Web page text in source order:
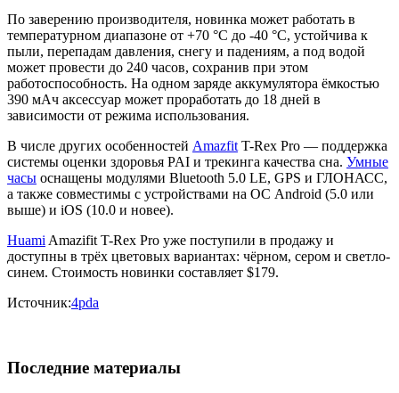
По заверению производителя, новинка может работать в
температурном диапазоне от +70 °C до -40 °C, устойчива к
пыли, перепадам давления, снегу и падениям, а под водой
может провести до 240 часов, сохранив при этом
работоспособность. На одном заряде аккумулятора ёмкостью
390 мАч аксессуар может проработать до 18 дней в
зависимости от режима использования.
В числе других особенностей Amazfit T-Rex Pro — поддержка
системы оценки здоровья PAI и трекинга качества сна. Умные
часы оснащены модулями Bluetooth 5.0 LE, GPS и ГЛОНАСС,
а также совместимы с устройствами на ОС Android (5.0 или
выше) и iOS (10.0 и новее).
Huami Amazifit T-Rex Pro уже поступили в продажу и
доступны в трёх цветовых вариантах: чёрном, сером и светло-
синем. Стоимость новинки составляет $179.
Источник:4pda
Последние материалы